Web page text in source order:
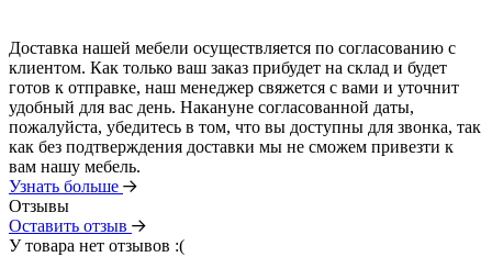
Доставка нашей мебели осуществляется по согласованию с
клиентом. Как только ваш заказ прибудет на склад и будет
готов к отправке, наш менеджер свяжется с вами и уточнит
удобный для вас день. Накануне согласованной даты,
пожалуйста, убедитесь в том, что вы доступны для звонка, так
как без подтверждения доставки мы не сможем привезти к
вам нашу мебель.
Узнать больше
Отзывы
Оставить отзыв
У товара нет отзывов :(